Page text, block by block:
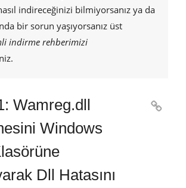
indireceğinizi bilmiyorsanız ya da
bir sorun yaşıyorsanız üst
indirme rehberimizi
Wamreg.dll
Windows
Dll Hatasını
